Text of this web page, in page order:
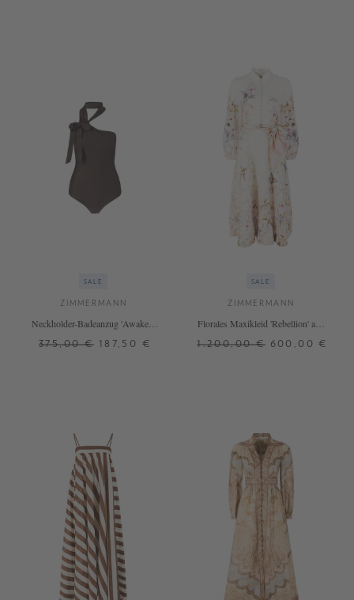
SALE
ZIMMERMANN
Neckholder-Badeanzug 'Awaken'
375,00 € 187,50 €
SALE
ZIMMERMANN
Florales Maxikleid 'Rebellion' aus
1.200,00 € 600,00 €